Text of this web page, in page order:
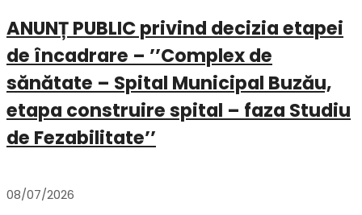
ANUNȚ PUBLIC privind decizia etapei
de încadrare – ’’Complex de
sănătate – Spital Municipal Buzău,
etapa construire spital – faza Studiu
de Fezabilitate’’
08/07/2026